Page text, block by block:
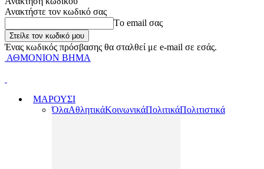
Ανακτήστε τον κωδικό σας
Tο email σας
Ένας κωδικός πρόσβασης θα σταλθεί με e-mail σε εσάς.
ΑΘΜΟΝΙΟΝ ΒΗΜΑ
ΜΑΡΟΥΣΙ
ΌλαΑθλητικάΚοινωνικάΠολιτικάΠολιτιστικά